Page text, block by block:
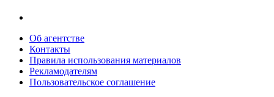
Об агентстве
Контакты
Правила использования материалов
Рекламодателям
Пользовательское соглашение